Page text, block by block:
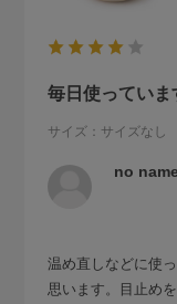
毎日使っていま
サイズ：サイズなし
no name
温め直しなどに使
思います。目止め